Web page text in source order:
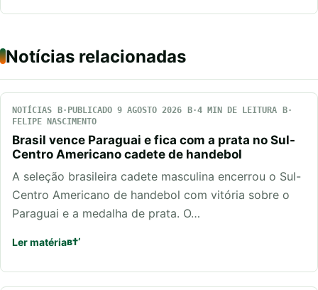
Notícias relacionadas
NOTÍCIAS PUBLICADO 9 AGOSTO 2026
4 MIN DE LEITURA
FELIPE NASCIMENTO
Brasil vence Paraguai e fica com a prata no Sul-
Centro Americano cadete de handebol
A seleção brasileira cadete masculina encerrou o Sul-
Centro Americano de handebol com vitória sobre o
Paraguai e a medalha de prata. O…
Ler matéria